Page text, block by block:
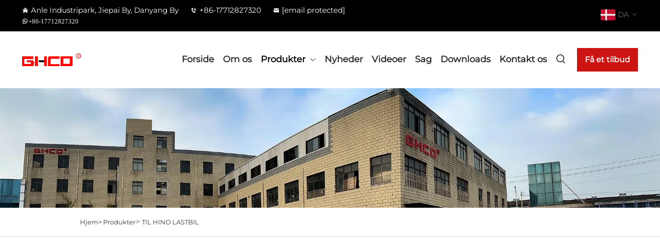
Anle Industripark, Jiepai By, Danyang By +86-17712827320 [email protected]
+86-17712827320
DA
Forside Om os Produkter Nyheder Videoer Sag Downloads Kontakt os Få et tilbud
Hjem> Produkter> TIL HINO LASTBIL